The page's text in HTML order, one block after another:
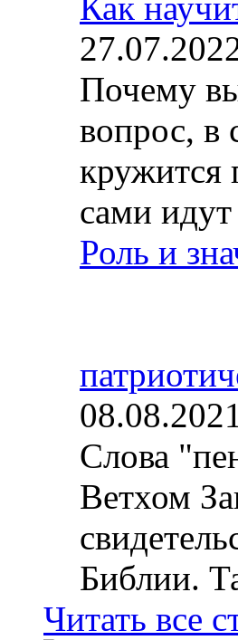
Как
Почему
вопрос, в
кружится
сами идут
Роль и
08.08.2021
Слова
Ветхом
Библии.
Читать все